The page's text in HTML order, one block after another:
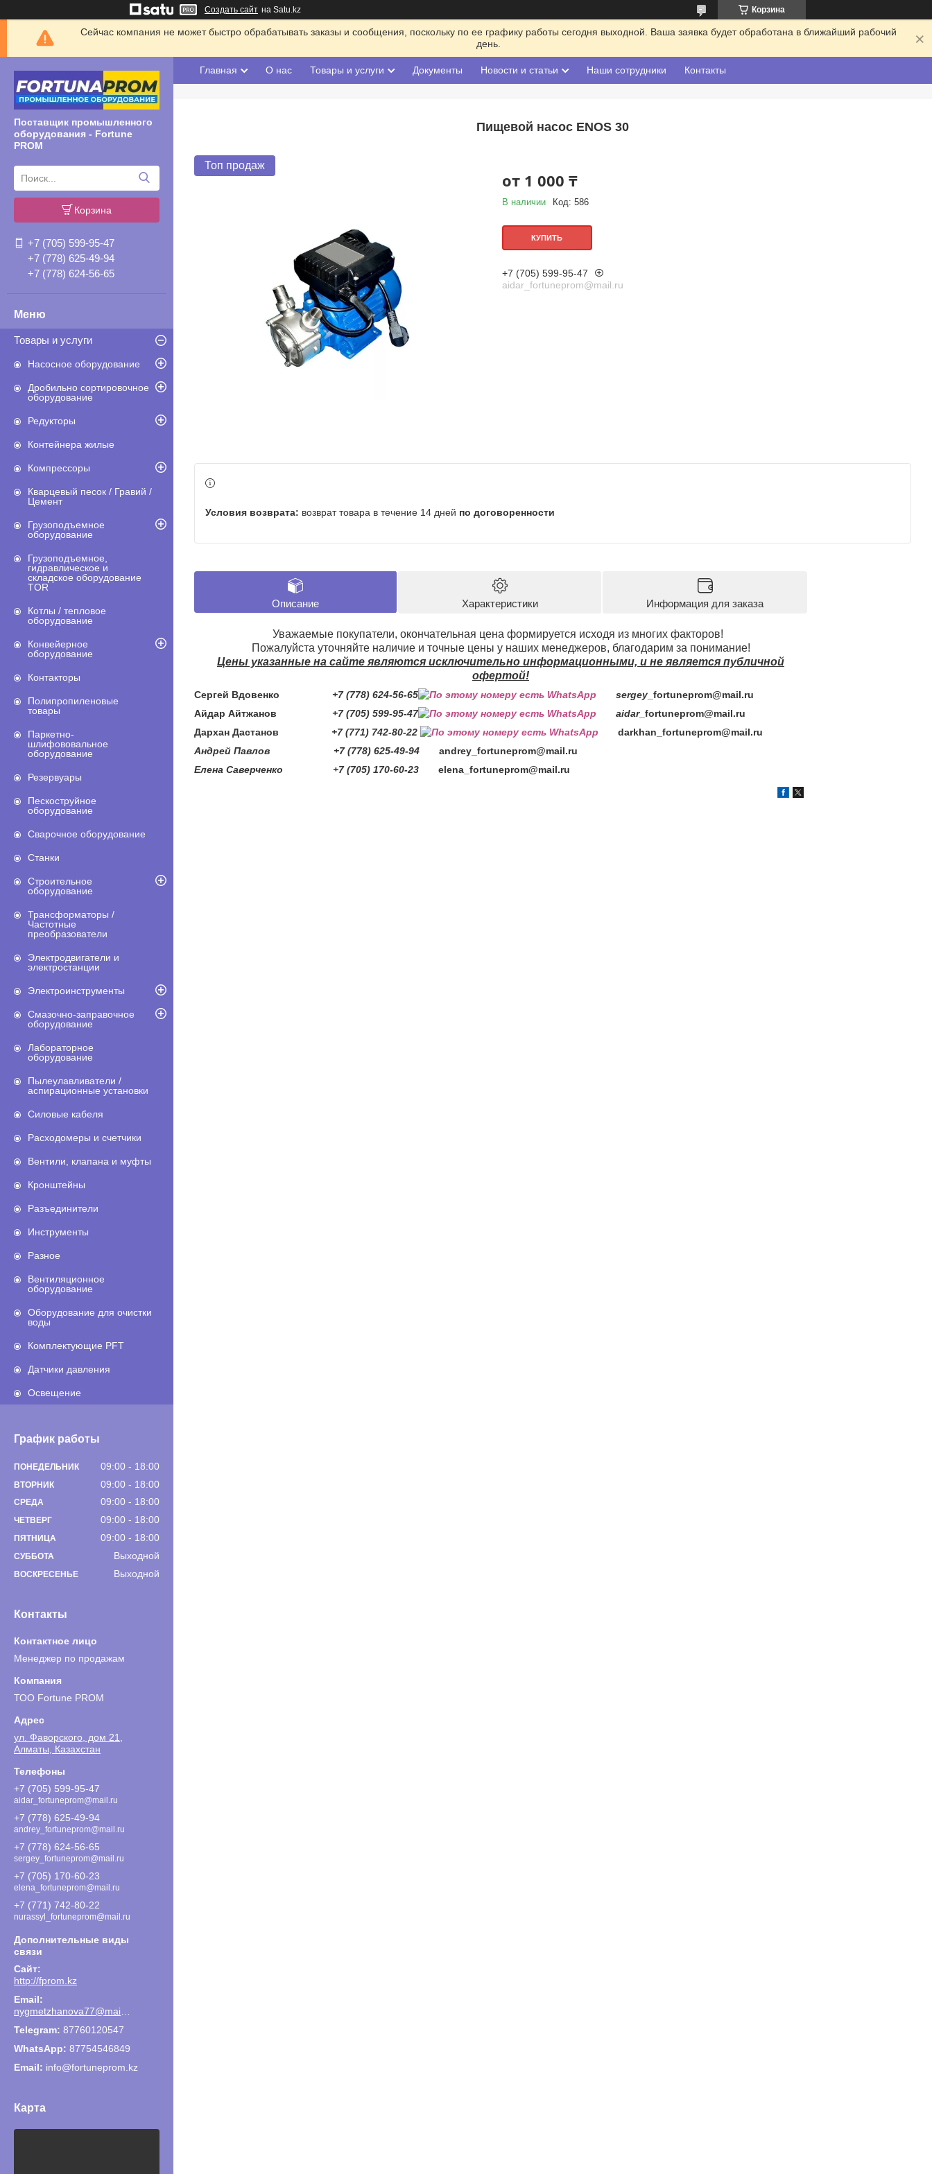
Создать сайт на Satu.kz Корзина
Сейчас компания не может быстро обрабатывать заказы и сообщения, поскольку по ее графику работы сегодня выходной. Ваша заявка будет обработана в ближайший рабочий
день.
Поставщик промышленного
оборудования - Fortune
PROM
Корзина
+7 (705) 599-95-47
+7 (778) 625-49-94
+7 (778) 624-56-65
Товары и услуги
Насосное оборудование
Дробильно сортировочное
оборудование
Редукторы
Контейнера жилые
Компрессоры
Кварцевый песок / Гравий /
Цемент
Грузоподъемное
оборудование
Грузоподъемное,
гидравлическое и
складское оборудование
TOR
Котлы / тепловое
оборудование
Конвейерное
оборудование
Контакторы
Полипропиленовые
товары
Паркетно-
шлифововальное
оборудование
Резервуары
Пескоструйное
оборудование
Сварочное оборудование
Станки
Строительное
оборудование
Трансформаторы /
Частотные
преобразователи
Электродвигатели и
электростанции
Электроинструменты
Смазочно-заправочное
оборудование
Лабораторное
оборудование
Пылеулавливатели /
аспирационные установки
Силовые кабеля
Расходомеры и счетчики
Вентили, клапана и муфты
Кронштейны
Разъединители
Инструменты
Разное
Вентиляционное
оборудование
Оборудование для очистки
воды
Комплектующие PFT
Датчики давления
Освещение
График работы
ПОНЕДЕЛЬНИК 09:00 18:00
ВТОРНИК 09:00 18:00
СРЕДА 09:00 18:00
ЧЕТВЕРГ 09:00 18:00
ПЯТНИЦА 09:00 18:00
СУББОТА Выходной
ВОСКРЕСЕНЬЕ Выходной
Контакты
Менеджер по продажам
ТОО Fortune PROM
ул. Фаворского, дом 21,
Алматы, Казахстан
+7 (705) 599-95-47
aidar_fortuneprom@mail.ru
+7 (778) 625-49-94
andrey_fortuneprom@mail.ru
+7 (778) 624-56-65
sergey_fortuneprom@mail.ru
+7 (705) 170-60-23
elena_fortuneprom@mail.ru
+7 (771) 742-80-22
nurassyl_fortuneprom@mail.ru
http://fprom.kz
87760120547
87754546849
Email
info@fortuneprom.kz
Карта
Главная О нас Товары и услуги Документы Новости и статьи Наши сотрудники Контакты
Пищевой насос ENOS 30
Топ продаж
от 1 000 ₸
В наличии Код: 586
КУПИТЬ
+7 (705) 599-95-47
aidar_fortuneprom@mail.ru
возврат товара в течение 14 дней по договоренности
Описание Характеристики Информация для заказа
Уважаемые покупатели, окончательная цена формируется исходя из многих факторов!
Пожалуйста уточняйте наличие и точные цены у наших менеджеров, благодарим за понимание!
Цены указанные на сайте являются исключительно информационными, и не является публичной
офертой!
Сергей Вдовенко +7 (778) 624-56-65 sergey _fortuneprom@mail.ru
Айдар Айтжанов
+7 (705) 599-95-47 aidar_fortuneprom@mail.ru
Дархан Дастанов +7 (771) 742-80-22 darkhan _fortuneprom@mail.ru
Андрей Павлов +7 (778) 625-49-94
andrey_fortuneprom@mail.ru
Елена Саверченко +7 (705) 170-60-23
elena_fortuneprom@mail.ru